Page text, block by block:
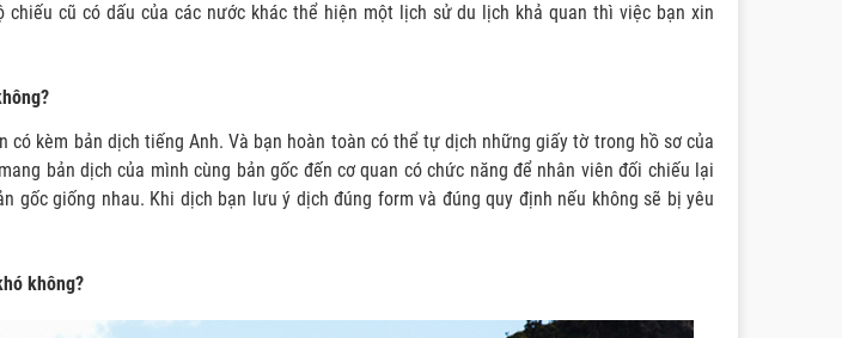
chiếu cũ có dấu của các nước khác thể hiện một lịch sử du lịch khả quan thì việc bạn xin
kèm bản dịch tiếng Anh. Và bạn hoàn toàn có thể tự dịch những giấy tờ trong hồ sơ của
bản dịch của mình cùng bản gốc đến cơ quan có chức năng để nhân viên đối chiếu lại
gốc giống nhau. Khi dịch bạn lưu ý dịch đúng form và đúng quy định nếu không sẽ bị yêu
không?